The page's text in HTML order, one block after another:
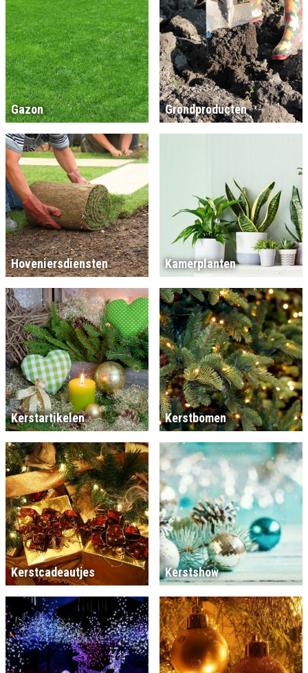
Gazon Grondproducten
Hoveniersdiensten Kamerplanten
Kerstartikelen Kerstbomen
Kerstcadeautjes Kerstshow